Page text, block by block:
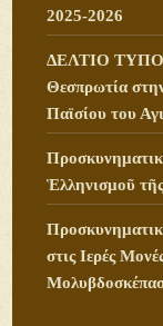
2025-2026
ΔΕΛΤΙΟ
Θεσπρωτία
Παϊσίου του
Ἑλληνισμοῦ
στις Ιερές